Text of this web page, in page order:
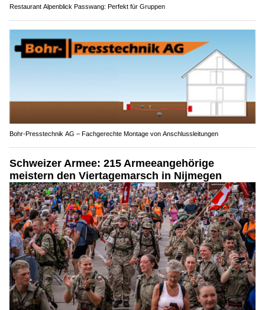
Restaurant Alpenblick Passwang: Perfekt für Gruppen
Bohr-Presstechnik AG – Fachgerechte Montage von Anschlussleitungen
Schweizer Armee: 215 Armeeangehörige
meistern den Viertagemarsch in Nijmegen